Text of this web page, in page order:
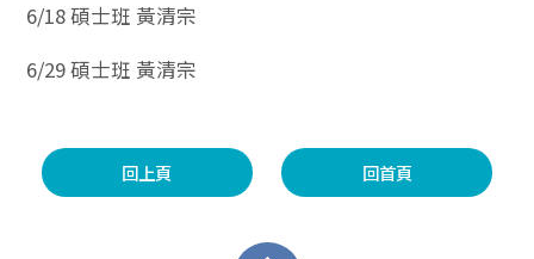
6/18 碩士班 黃清宗
6/29 碩士班 黃清宗
回上頁 回首頁